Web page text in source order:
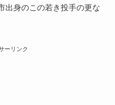
出身のこの若き投手の更な
ーリンク